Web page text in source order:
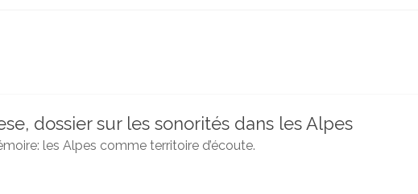
dossier sur les sonorités dans les Alpes
les Alpes comme territoire d’écoute.